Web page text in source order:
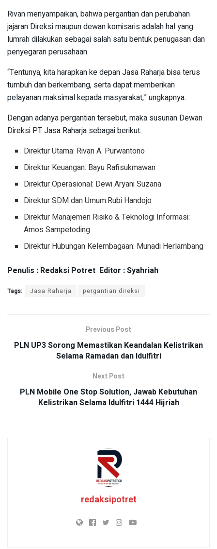
Rivan menyampaikan, bahwa pergantian dan perubahan
jajaran Direksi maupun dewan komisaris adalah hal yang
lumrah dilakukan sebagai salah satu bentuk penugasan dan
penyegaran perusahaan.
“Tentunya, kita harapkan ke depan Jasa Raharja bisa terus
tumbuh dan berkembang, serta dapat memberikan
pelayanan maksimal kepada masyarakat,” ungkapnya.
Dengan adanya pergantian tersebut, maka susunan Dewan
Direksi PT Jasa Raharja sebagai berikut:
Direktur Utama: Rivan A. Purwantono
Direktur Keuangan: Bayu Rafisukmawan
Direktur Operasional: Dewi Aryani Suzana
Direktur SDM dan Umum:Rubi Handojo
Direktur Manajemen Risiko & Teknologi Informasi:
Amos Sampetoding
Direktur Hubungan Kelembagaan: Munadi Herlambang
Penulis : Redaksi Potret Editor : Syahriah
Tags: Jasa Raharja pergantian direksi
Previous Post
PLN UP3 Sorong Memastikan Keandalan Kelistrikan
Selama Ramadan dan Idulfitri
Next Post
PLN Mobile One Stop Solution, Jawab Kebutuhan
Kelistrikan Selama Idulfitri 1444 Hijriah
redaksipotret